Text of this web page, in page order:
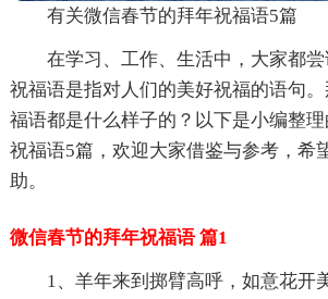
有关微信春节的拜年祝福语5篇
在学习、工作、生活中，大家都尝
祝福语是指对人们的美好祝福的语句
福语都是什么样子的？以下是小编整
祝福语5篇，欢迎大家借鉴与参考，希
助。
微信春节的拜年祝福语 篇1
1、羊年来到掷臂高呼，如意花开